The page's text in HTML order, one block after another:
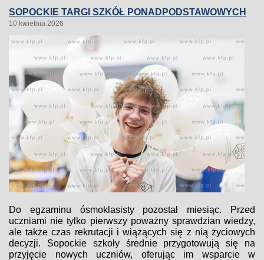
SOPOCKIE TARGI SZKÓŁ PONADPODSTAWOWYCH
10 kwietnia 2026
Do egzaminu ósmoklasisty pozostał miesiąc. Przed
uczniami nie tylko pierwszy poważny sprawdzian wiedzy,
ale także czas rekrutacji i wiążących się z nią życiowych
decyzji. Sopockie szkoły średnie przygotowują się na
przyjęcie nowych uczniów, oferując im wsparcie w